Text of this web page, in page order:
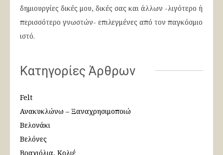
δημιουργίες δικές μου, δικές σας και άλλων -λιγότερο ή
περισσότερο γνωστών- επιλεγμένες από τον παγκόσμιο
ιστό.
Κατηγορίες Άρθρων
Felt
Ανακυκλώνω – Ξαναχρησιμοποιώ
Βελονάκι
Βελόνες
Βραχιόλια, Κολιέ